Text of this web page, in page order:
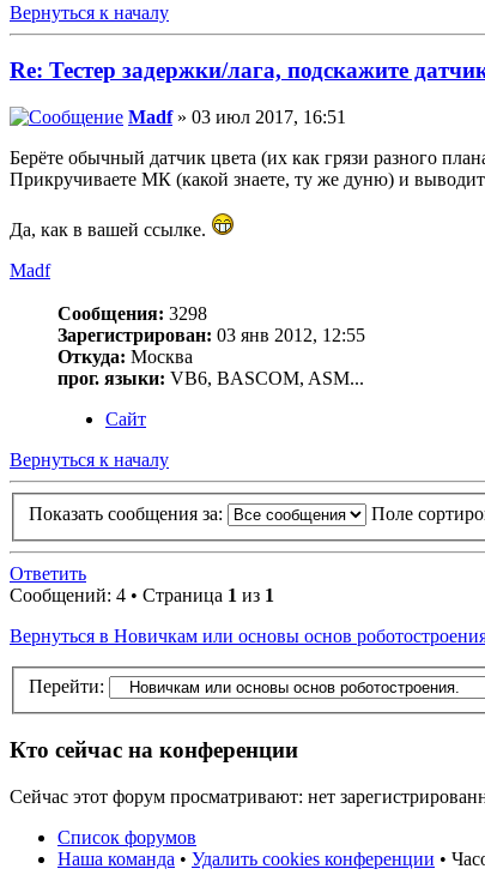
Вернуться к началу
Re: Тестер задержки/лага, подскажите
Madf» 03 июл 2017, 16:51
Берёте обычный датчик цвета (их как грязи разного
Прикручиваете МК (какой знаете, ту же дуню) и
Да, как в вашей ссылке.
Madf
Сообщения: 3298
Зарегистрирован: 03 янв 2012, 12:55
Откуда: Москва
прог. языки: VB6, BASCOM, ASM...
Сайт
Вернуться к началу
Показать сообщения за: Поле
Ответить
Сообщений: 4 • Страница 1 из 1
Вернуться в Новичкам или основы основ
Перейти:
Кто сейчас на конференции
Сейчас этот форум просматривают: нет
Список форумов
Наша команда • Удалить cookies конференции •